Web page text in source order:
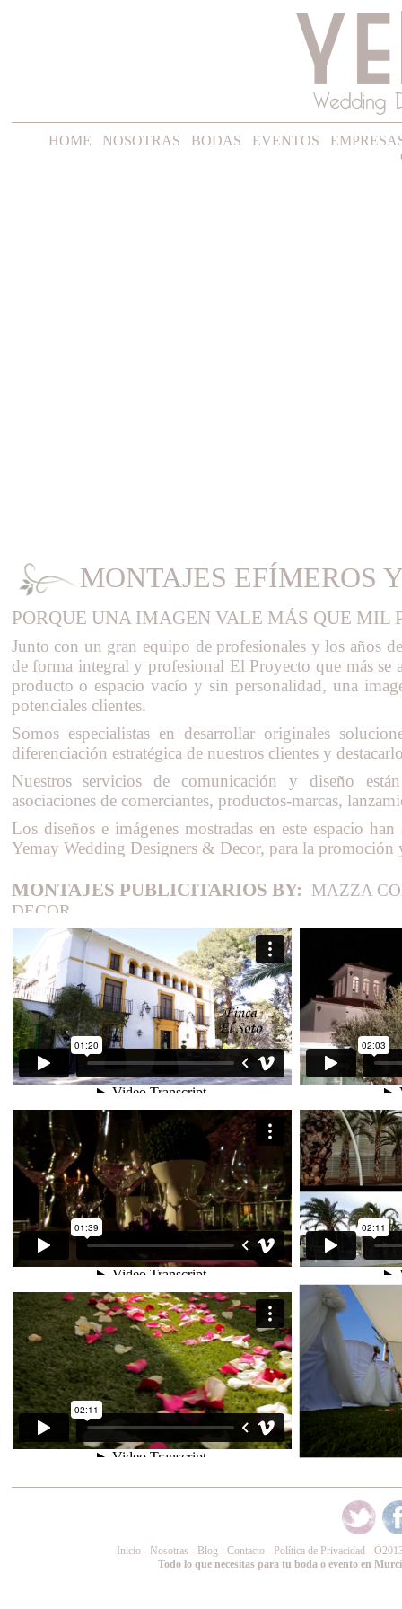
Junto con un gran equipo de profesionales y los años
de forma integral y profesional El Proyecto que más se
producto o espacio vacío y sin personalidad, una
potenciales clientes.
Somos especialistas en desarrollar originales
diferenciación estratégica de nuestros clientes y
Nuestros servicios de comunicación y diseño
asociaciones de comerciantes, productos-marcas,
Los diseños e imágenes mostradas en este espacio
Yemay Wedding Designers & Decor, para la
Inicio - Nosotras - Blog - Contacto - Política de Privacidad - Ó
Todo lo que necesitas para tu boda o evento en
MONTAJES EFÍMEROS
PORQUE UNA IMAGEN VALE MÁS QUE MIL
MONTAJES PUBLICITARIOS BY:
MAZZA
DECOR
HOME NOSOTRAS BODAS EVENTOS